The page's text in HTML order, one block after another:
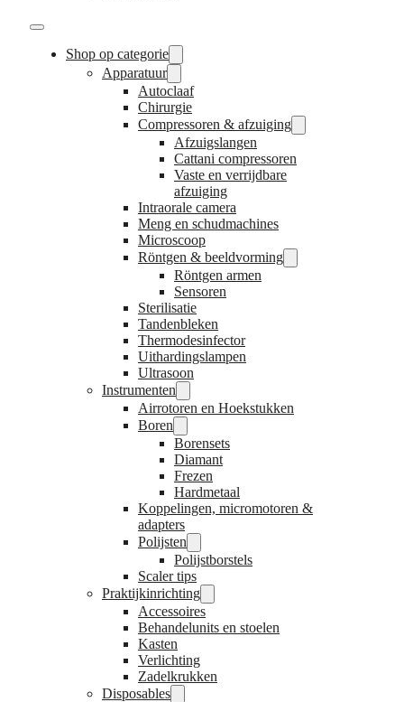
Shop op categorie
Apparatuur
Autoclaaf
Chirurgie
Compressoren & afzuiging
Afzuigslangen
Cattani compressoren
Vaste en verrijdbare
afzuiging
Intraorale camera
Meng en schudmachines
Microscoop
Röntgen & beeldvorming
Röntgen armen
Sensoren
Sterilisatie
Tandenbleken
Thermodesinfector
Uithardingslampen
Ultrasoon
Instrumenten
Airrotoren en Hoekstukken
Boren
Borensets
Diamant
Frezen
Hardmetaal
Koppelingen, micromotoren &
adapters
Polijsten
Polijstborstels
Scaler tips
Praktijkinrichting
Accessoires
Behandelunits en stoelen
Kasten
Verlichting
Zadelkrukken
Disposables